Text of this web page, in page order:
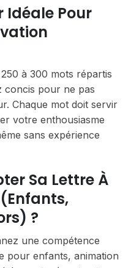
Idéale Pour
à 300 mots répartis
concis pour ne pas
Chaque mot doit servir
votre enthousiasme
sans expérience
Sa Lettre À
?
une compétence
pour enfants, animation